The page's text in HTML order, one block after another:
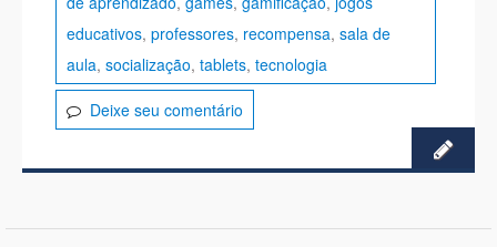
educativos,professores, recompensa,sala de
aula,socialização,tablets,tecnologia
Deixe seu comentário